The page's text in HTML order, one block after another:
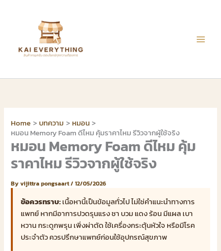
Home บทความ
หมอน
หมอน Memory Foam ดีไหม คุ้มราคาไหม รีวิวจากผู้ใช้จริง
หมอน Memory Foam ดีไหม คุ้ม
ราคาไหม รีวิวจากผู้ใช้จริง
Byvijittra pongsaart/12/05/2026
ข้อควรทราบ:เนื้อหานี้เป็นข้อมูลทั่วไป ไม่ใช่คำแนะนำทางการ
แพทย์ หากมีอาการปวดรุนแรง ชา บวม แดง ร้อน มีแผล เบา
หวาน กระดูกพรุน เพิ่งผ่าตัด ใช้เครื่องกระตุ้นหัวใจ หรือมีโรค
ประจำตัว ควรปรึกษาแพทย์ก่อนใช้อุปกรณ์สุขภาพ